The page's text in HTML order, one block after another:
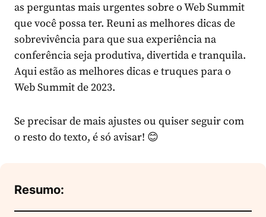
as perguntas mais urgentes sobre o Web Summit
que você possa ter. Reuni as melhores dicas de
sobrevivência para que sua experiência na
conferência seja produtiva, divertida e tranquila.
Aqui estão as melhores dicas e truques para o
Web Summit de 2023.
Se precisar de mais ajustes ou quiser seguir com
o resto do texto, é só avisar! 😊
Resumo: